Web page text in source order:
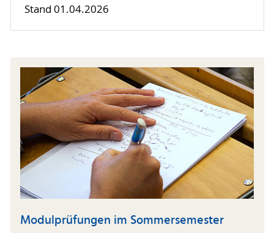
Stand 01.04.2026
Modulprüfungen im Sommersemester